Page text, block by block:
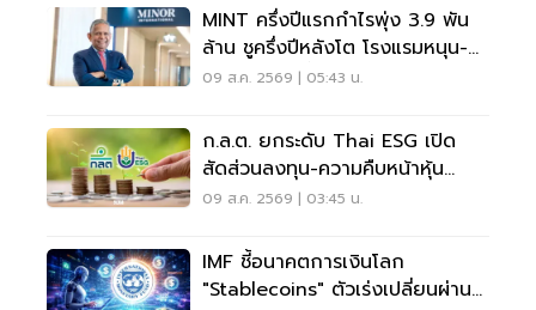
MINT ครึ่งปีแรกกำไรพุ่ง 3.9 พัน
ล้าน ชูครึ่งปีหลังโต โรงแรมหนุน-
ลุยลดภาระหนี้
09 ส.ค. 2569 | 05:43 น.
ก.ล.ต. ยกระดับ Thai ESG เปิด
สัดส่วนลงทุน-ความคืบหน้าหุ้น
JUMP+
09 ส.ค. 2569 | 03:45 น.
IMF ชี้อนาคตการเงินโลก
"Stablecoins" ตัวเร่งเปลี่ยนผ่าน